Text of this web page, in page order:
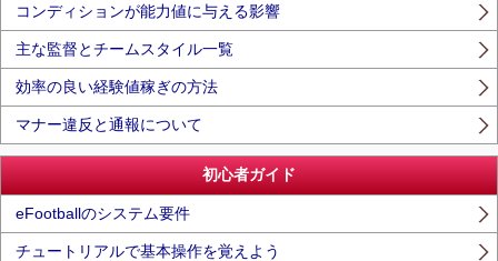
コンディションが能力値に与える影響
主な監督とチームスタイル一覧
効率の良い経験値稼ぎの方法
マナー違反と通報について
初心者ガイド
eFootballのシステム要件
チュートリアルで基本操作を覚えよう